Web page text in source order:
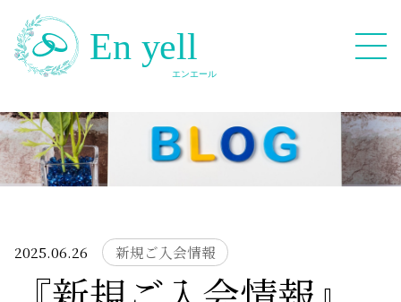
082-909-2380
2025.06.26 新規ご入会情報